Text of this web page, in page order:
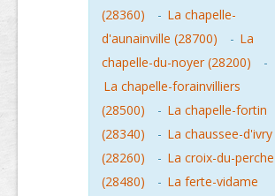
(28360)
- La chapelle-
d'aunainville (28700)
- La
chapelle-du-noyer (28200)
-
La chapelle-forainvilliers
(28500)
- La chapelle-fortin
(28340)
- La chaussee-d'ivry
(28260)
- La croix-du-perche
(28480)
- La ferte-vidame